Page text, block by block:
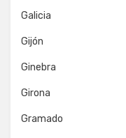
Galicia
Gijón
Ginebra
Girona
Gramado